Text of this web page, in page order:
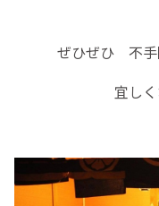
ぜひぜひ 不
宜し